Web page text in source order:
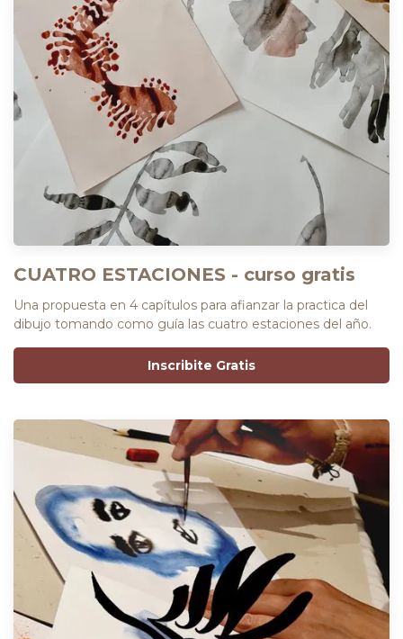
CUATRO ESTACIONES - curso gratis
Una propuesta en 4 capítulos para afianzar la practica del
dibujo tomando como guía las cuatro estaciones del año.
Inscribite Gratis